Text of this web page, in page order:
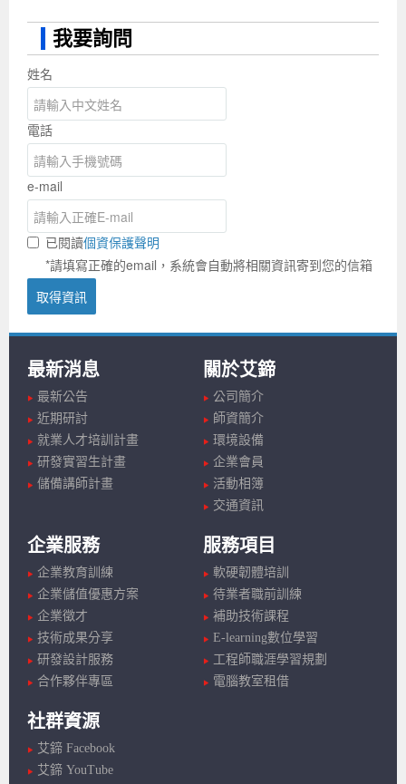
我要詢問
姓名
電話
e-mail
已閱讀個資保護聲明
*請填寫正確的email，系統會自動將相關資訊寄到您的信箱
取得資訊
最新消息
最新公告
近期研討
就業人才培訓計畫
研發實習生計畫
儲備講師計畫
關於艾鍗
公司簡介
師資簡介
環境設備
企業會員
活動相簿
交通資訊
企業服務
企業教育訓練
企業儲值優惠方案
企業徵才
技術成果分享
研發設計服務
合作夥伴專區
服務項目
軟硬韌體培訓
待業者職前訓練
補助技術課程
E-learning數位學習
工程師職涯學習規劃
電腦教室租借
社群資源
艾鍗 Facebook
艾鍗 YouTube